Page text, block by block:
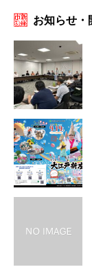
お知らせ・